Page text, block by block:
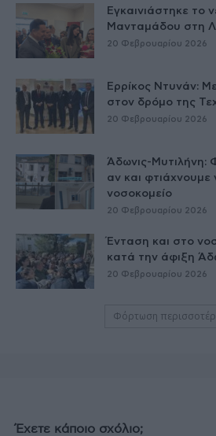
Εγκαινιάστηκε το
Μανταμάδου στη
20 Φεβρουαρίου 2026
Ερρίκος Ντυνάν:
στον δρόμο της
20 Φεβρουαρίου 2026
Άδωνις-Μυτιλήνη:
αν και φτιάχνουμε
νοσοκομείο
20 Φεβρουαρίου 2026
Ένταση και στο
κατά την άφιξη
20 Φεβρουαρίου 2026
Φόρτωση
Έχετε κάποιο σχόλιο;